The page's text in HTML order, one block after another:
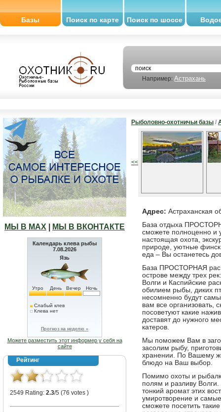
Базы Поиск по карте Поиск по шоссе
Например: Астрахань
МЫ В МАХ МЫ В ВКОНТАКТЕ
Календарь клева рыбы
7.08.2026
Язь
Утро День Вечер Ночь
Слабый клев
Клева нет
Прогноз на неделю »
Можете разместить этот информер у себя на
сайте
Рейтинг
2549 Rating: 2.3/5 (76 votes )
Рыболовно-охотничьи базы /
<<
Адрес: Астраханская
База отдыха
сможете полноценно и
настоящая охота,
природе, уютные
еда – Вы останетесь
База ПРОСТОРНАЯ
острове между трех
Волги и Каспийские
обилием рыбы, диких
несомненно будут
вам все
посоветуют какие
доставят до нужного
катеров.
Мы поможем Вам в
засолим рыбу,
хранении. По Вашему
блюдо на Ваш выбор.
Помимо охоты и
полям и разливу
тонкий аромат этих
умиротворение и
сможете посетить